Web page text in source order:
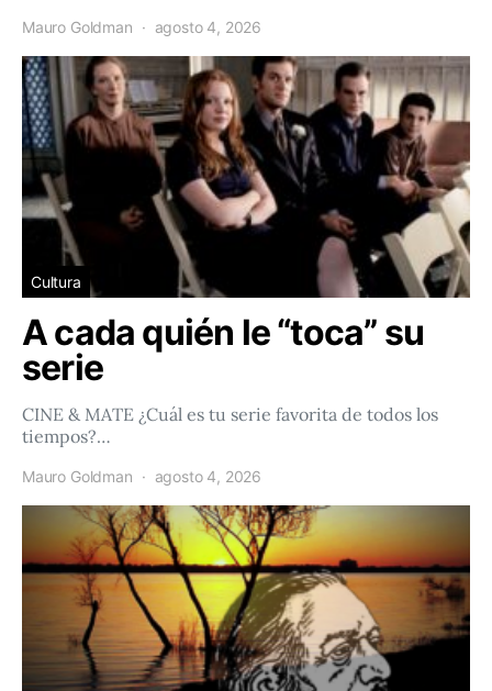
Mauro Goldman agosto 4, 2026
Cultura
A cada quién le “toca” su
serie
CINE & MATE ¿Cuál es tu serie favorita de todos los
tiempos?…
Mauro Goldman agosto 4, 2026